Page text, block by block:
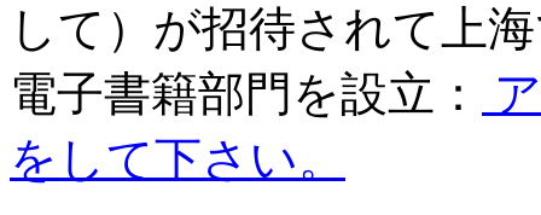
して）が招待されて上
電子書籍部門を設立：
をして下さい。